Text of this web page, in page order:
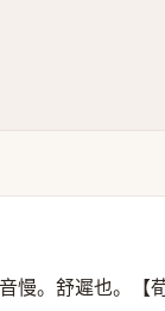
慢。舒遲也。【